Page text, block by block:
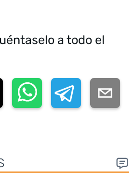
a todo el